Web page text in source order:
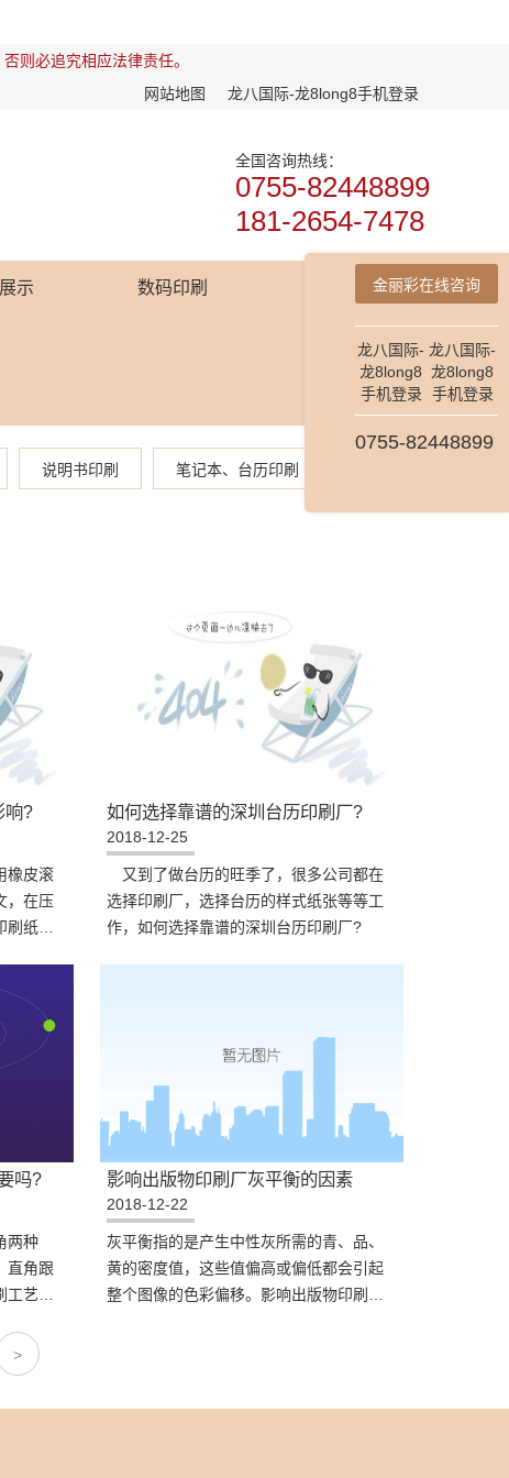
则必追究相应法律责任。
网站地图
龙八国际-龙8long8手机登录
全国咨询热线：
0755-82448899
181-2654-7478
示 数码印刷
说明书印刷 笔记本、台历印刷
响?
橡皮滚
，在压
纸张
如何选择靠谱的深圳台历印刷厂?
2018-12-25
又到了做台历的旺季了，很多公司都在
选择印刷厂，选择台历的样式纸张等等工
作，如何选择靠谱的深圳台历印刷厂?
吗?
两种
直角跟
艺，
影响出版物印刷厂灰平衡的因素
2018-12-22
灰平衡指的是产生中性灰所需的青、品、
黄的密度值，这些值偏高或偏低都会引起
整个图像的色彩偏移。影响出版物印刷厂
>
金丽彩在线咨询
龙八国际-
龙8long8
手机登录
龙八国际-
龙8long8
手机登录
0755-82448899